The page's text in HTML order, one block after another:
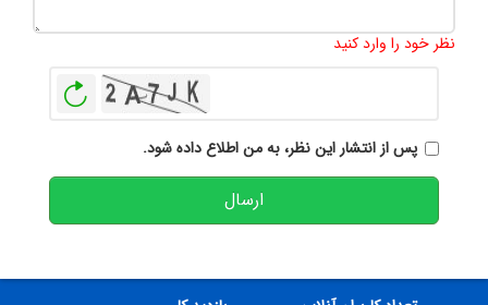
نظر خود را وارد کنید
پس از انتشار این نظر، به من اطلاع داده شود.
ارسال